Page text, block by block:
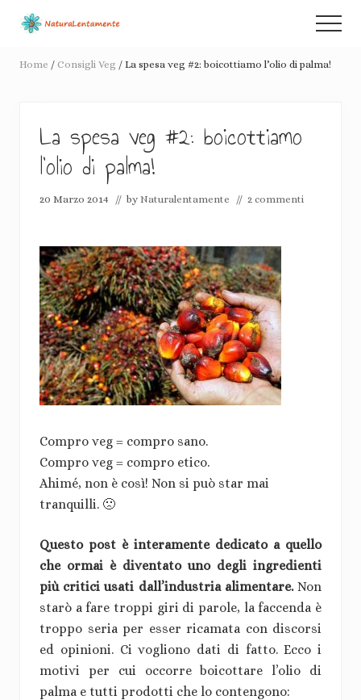
Menu
Passa
principale
Passa
alla
laterale
di
pacifiche
rivoluzioni
Menu
Home / Consigli Veg / La spesa veg #2: boicottiamo l’olio di palma!
La spesa veg #2: boicottiamo
l’olio di palma!
20 Marzo 2014 // by Naturalentamente // 2 commenti
Compro veg = compro sano.
Compro veg = compro etico.
Ahimé, non è così! Non si può star mai
tranquilli. 🙁
Questo post è interamente dedicato a quello
che ormai è diventato uno degli ingredienti
più critici usati dall’industria alimentare.Non
starò a fare troppi giri di parole, la faccenda è
troppo seria per esser ricamata con discorsi
ed opinioni. Ci vogliono dati di fatto. Ecco i
motivi per cui occorre boicottare l’olio di
palma e tutti prodotti che lo contengono: